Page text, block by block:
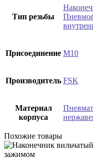
Тип резьбы
Присоединение M10
Производитель FSK
Материал
корпуса
Похожие товары